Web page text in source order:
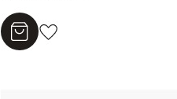
Aggiungi al carrello